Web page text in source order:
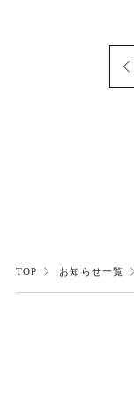
TOP お知らせ一覧